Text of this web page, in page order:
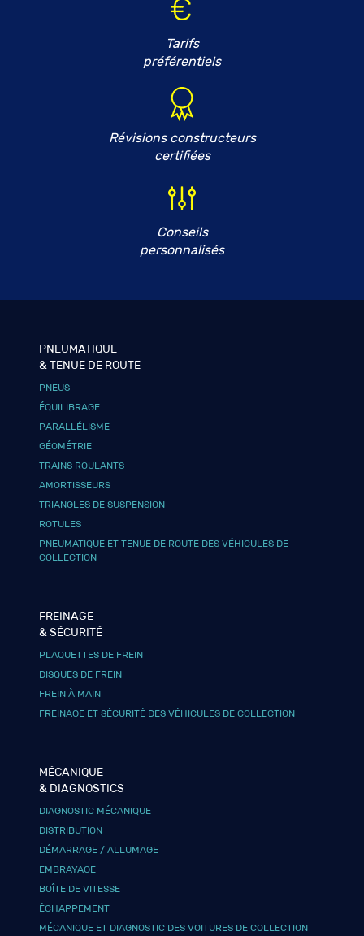
Tarifs
préférentiels
Révisions constructeurs
certifiées
Conseils
personnalisés
PNEUMATIQUE
& TENUE DE ROUTE
PNEUS
ÉQUILIBRAGE
PARALLÉLISME
GÉOMÉTRIE
TRAINS ROULANTS
AMORTISSEURS
TRIANGLES DE SUSPENSION
ROTULES
PNEUMATIQUE ET TENUE DE ROUTE DES VÉHICULES DE
COLLECTION
FREINAGE
& SÉCURITÉ
PLAQUETTES DE FREIN
DISQUES DE FREIN
FREIN À MAIN
FREINAGE ET SÉCURITÉ DES VÉHICULES DE COLLECTION
MÉCANIQUE
& DIAGNOSTICS
DIAGNOSTIC MÉCANIQUE
DISTRIBUTION
DÉMARRAGE / ALLUMAGE
EMBRAYAGE
BOÎTE DE VITESSE
ÉCHAPPEMENT
MÉCANIQUE ET DIAGNOSTIC DES VOITURES DE COLLECTION